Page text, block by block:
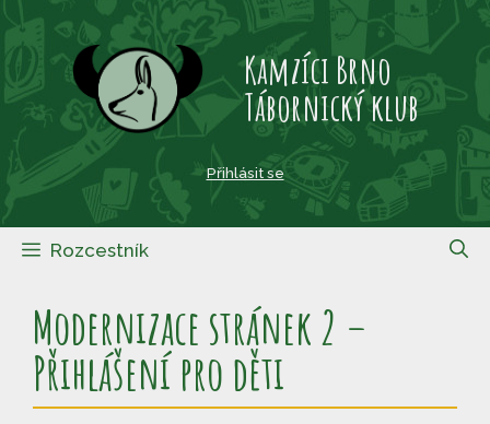
Přeskočit
obsah
Kamzíci Brno
Tábornický klub
Přihlásit se
Rozcestník
Modernizace stránek 2 –
Přihlášení pro děti